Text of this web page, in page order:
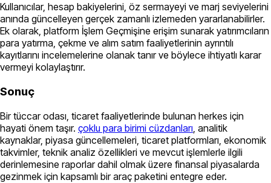
Kullanıcılar, hesap bakiyelerini, öz sermayeyi ve marj seviyelerini
anında güncelleyen gerçek zamanlı izlemeden yararlanabilirler.
Ek olarak, platform İşlem Geçmişine erişim sunarak yatırımcıların
para yatırma, çekme ve alım satım faaliyetlerinin ayrıntılı
kayıtlarını incelemelerine olanak tanır ve böylece ihtiyatlı karar
vermeyi kolaylaştırır.
Sonuç
Bir tüccar odası, ticaret faaliyetlerinde bulunan herkes için
hayati önem taşır. çoklu para birimi cüzdanları , analitik
kaynaklar, piyasa güncellemeleri, ticaret platformları, ekonomik
takvimler, teknik analiz özellikleri ve mevcut işlemlerle ilgili
derinlemesine raporlar dahil olmak üzere finansal piyasalarda
gezinmek için kapsamlı bir araç paketini entegre eder.